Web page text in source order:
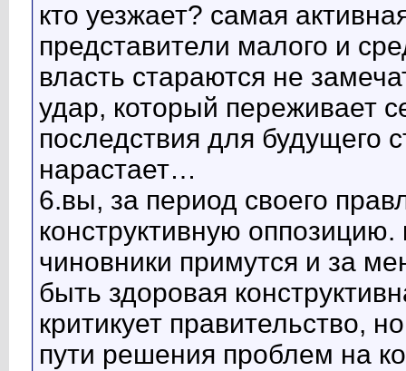
кто уезжает? самая
представители малого и
власть стараются не
удар, который переживает
последствия для будущего
нарастает…
6.вы, за период своего
конструктивную
чиновники примутся и за
быть здоровая
критикует правительство,
пути решения проблем на